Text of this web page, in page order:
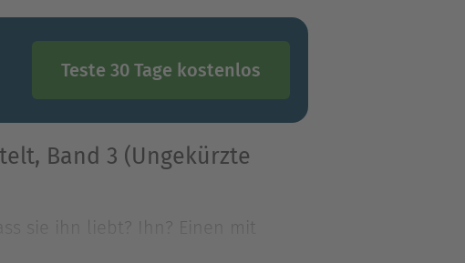
Teste 30 Tage kostenlos
Band 3 (Ungekürzte
sie ihn liebt? Ihn? Einen mit